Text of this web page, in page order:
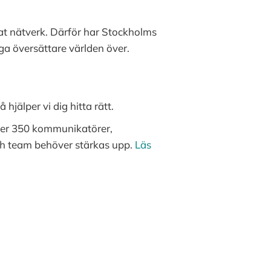
nätverk. Därför har Stockholms
översättare världen över.
hjälper vi dig hitta rätt.
350 kommunikatörer,
team behöver stärkas upp. Läs